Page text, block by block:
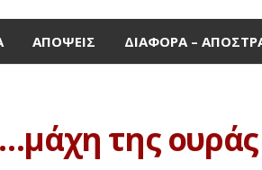
ΑΠΌΨΕΙΣ ΔΙΆΦΟΡΑ –
…μάχη της